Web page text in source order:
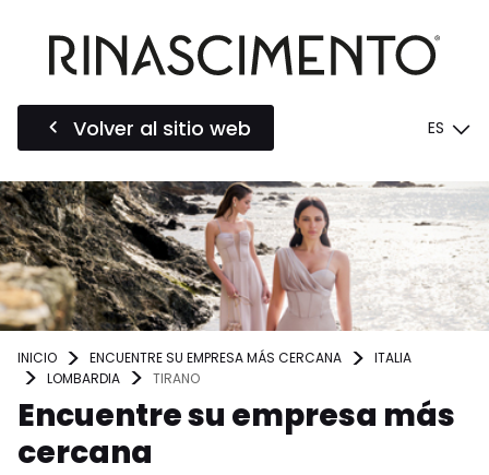
Volver al sitio web ES
INICIO ENCUENTRE SU EMPRESA MÁS CERCANA
ITALIA
LOMBARDIA
TIRANO
Encuentre su empresa más
cercana